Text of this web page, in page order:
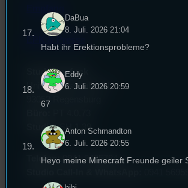
Studentenfunk
Universitätsstraße 31
93053 Regensburg
Studio:SH 1.39
Telefon:0941 9435784
DaBua
8. Juli. 2026 21:04
Habt ihr Erektionsprobleme?
Eddy
6. Juli. 2026 20:59
67
Anton Schmandton
6. Juli. 2026 20:55
Heyo meine Minecraft Freunde geiler